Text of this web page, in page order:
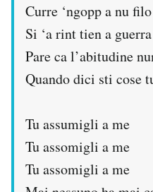
Curre ‘ngopp a nu
Si ‘a rint tien a
Pare ca l’abitudine
Quando dici sti cose
Tu assumigli a me
Tu assomigli a me
Tu assomigli a me